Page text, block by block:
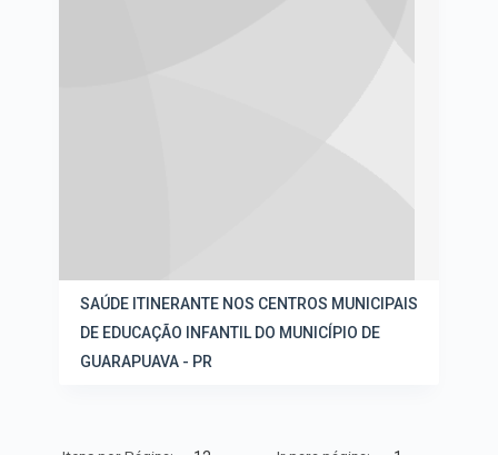
SAÚDE ITINERANTE NOS CENTROS MUNICIPAIS
DE EDUCAÇÃO INFANTIL DO MUNICÍPIO DE
GUARAPUAVA - PR